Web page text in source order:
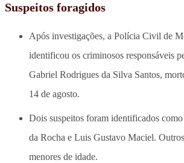
Suspeitos foragidos
Após investigações, a Polícia Civil de
identificou os criminosos responsáveis
Gabriel Rodrigues da Silva Santos,
14 de agosto.
Dois suspeitos foram identificados
da Rocha e Luis Gustavo Maciel.
menores de idade.